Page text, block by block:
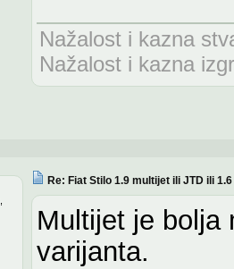
Nažalost i kazna
Nažalost i kazna
Re: Fiat Stilo 1.9 multijet ili JTD ili
Multijet je bolja
varijanta.